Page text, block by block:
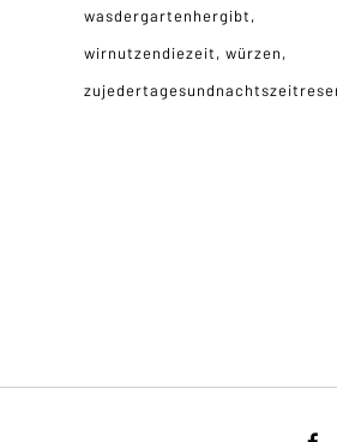
wasdergartenhergibt
wirnutzendiezeit
würzen